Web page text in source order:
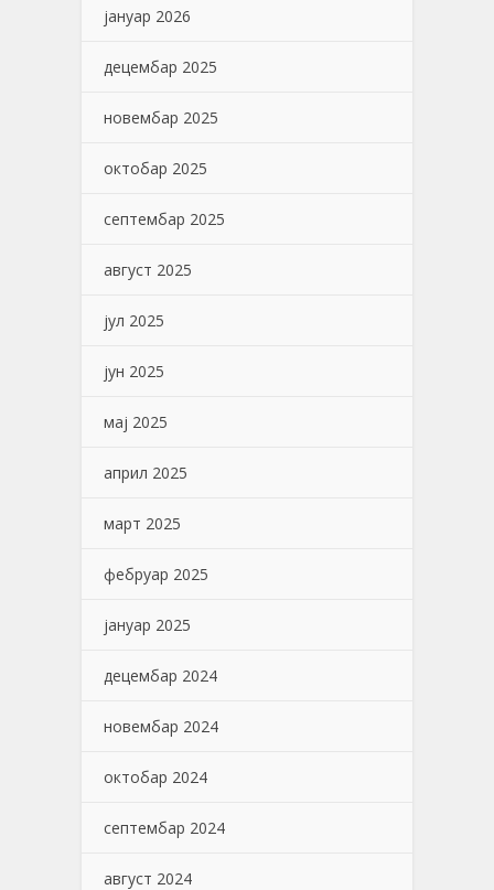
јануар 2026
децембар 2025
новембар 2025
октобар 2025
септембар 2025
август 2025
јул 2025
јун 2025
мај 2025
април 2025
март 2025
фебруар 2025
јануар 2025
децембар 2024
новембар 2024
октобар 2024
септембар 2024
август 2024